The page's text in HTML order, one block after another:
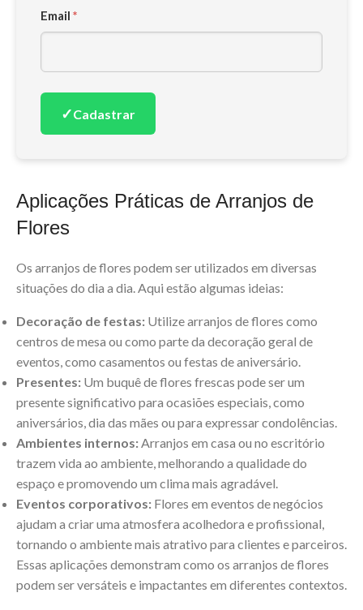
Email *
✓Cadastrar
Aplicações Práticas de Arranjos de
Flores
Os arranjos de flores podem ser utilizados em diversas
situações do dia a dia. Aqui estão algumas ideias:
Decoração de festas: Utilize arranjos de flores como
centros de mesa ou como parte da decoração geral de
eventos, como casamentos ou festas de aniversário.
Presentes: Um buquê de flores frescas pode ser um
presente significativo para ocasiões especiais, como
aniversários, dia das mães ou para expressar condolências.
Ambientes internos:Arranjos em casa ou no escritório
trazem vida ao ambiente, melhorando a qualidade do
espaço e promovendo um clima mais agradável.
Eventos corporativos: Flores em eventos de negócios
ajudam a criar uma atmosfera acolhedora e profissional,
tornando o ambiente mais atrativo para clientes e parceiros.
Essas aplicações demonstram como os arranjos de flores
podem ser versáteis e impactantes em diferentes contextos.